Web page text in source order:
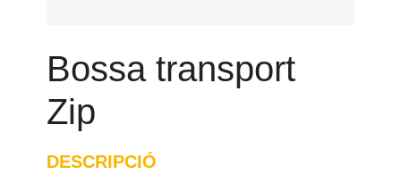
Bossa transport
Zip
DESCRIPCIÓ